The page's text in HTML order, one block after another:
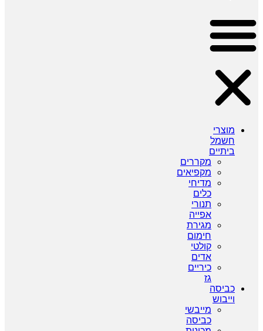
מוצרי
חשמל
ביתיים
מקררים
מקפיאים
מדיחי
כלים
תנורי
אפייה
מגירת
חימום
קולטי
אדים
כיריים
גז
כביסה
וייבוש
מייבשי
כביסה